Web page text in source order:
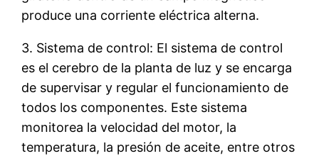
produce una corriente eléctrica alterna.
3. Sistema de control: El sistema de control
es el cerebro de la planta de luz y se encarga
de supervisar y regular el funcionamiento de
todos los componentes. Este sistema
monitorea la velocidad del motor, la
temperatura, la presión de aceite, entre otros